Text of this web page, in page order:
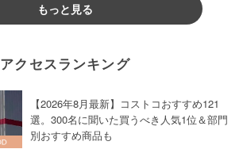
もっと見る
アクセスランキング
【2026年8月最新】コストコおすすめ121
選。300名に聞いた買うべき人気1位＆部門
別おすすめ商品も